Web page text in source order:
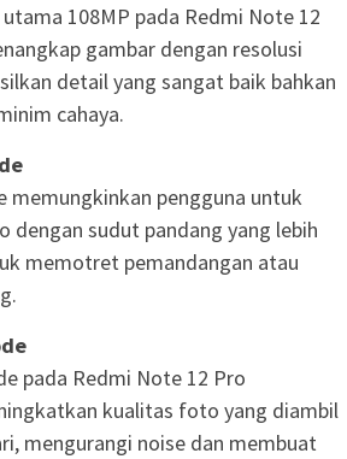
108MP pada Redmi Note 12
gambar dengan resolusi
detail yang sangat baik bahkan
cahaya.
memungkinkan pengguna untuk
dengan sudut pandang yang lebih
memotret pemandangan atau
pada Redmi Note 12 Pro
kualitas foto yang diambil
mengurangi noise dan membuat